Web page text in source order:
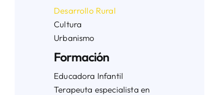
Desarrollo Rural
Cultura
Urbanismo
Formación
Educadora Infantil
Terapeuta especialista en